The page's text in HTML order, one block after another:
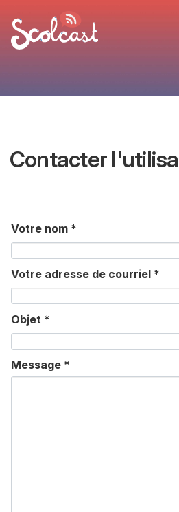
Contacter
Votre nom *
Votre adresse de courriel *
Objet *
Message *